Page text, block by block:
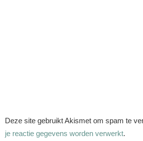
Deze site gebruikt Akismet om spam te
je reactie gegevens worden verwerkt.